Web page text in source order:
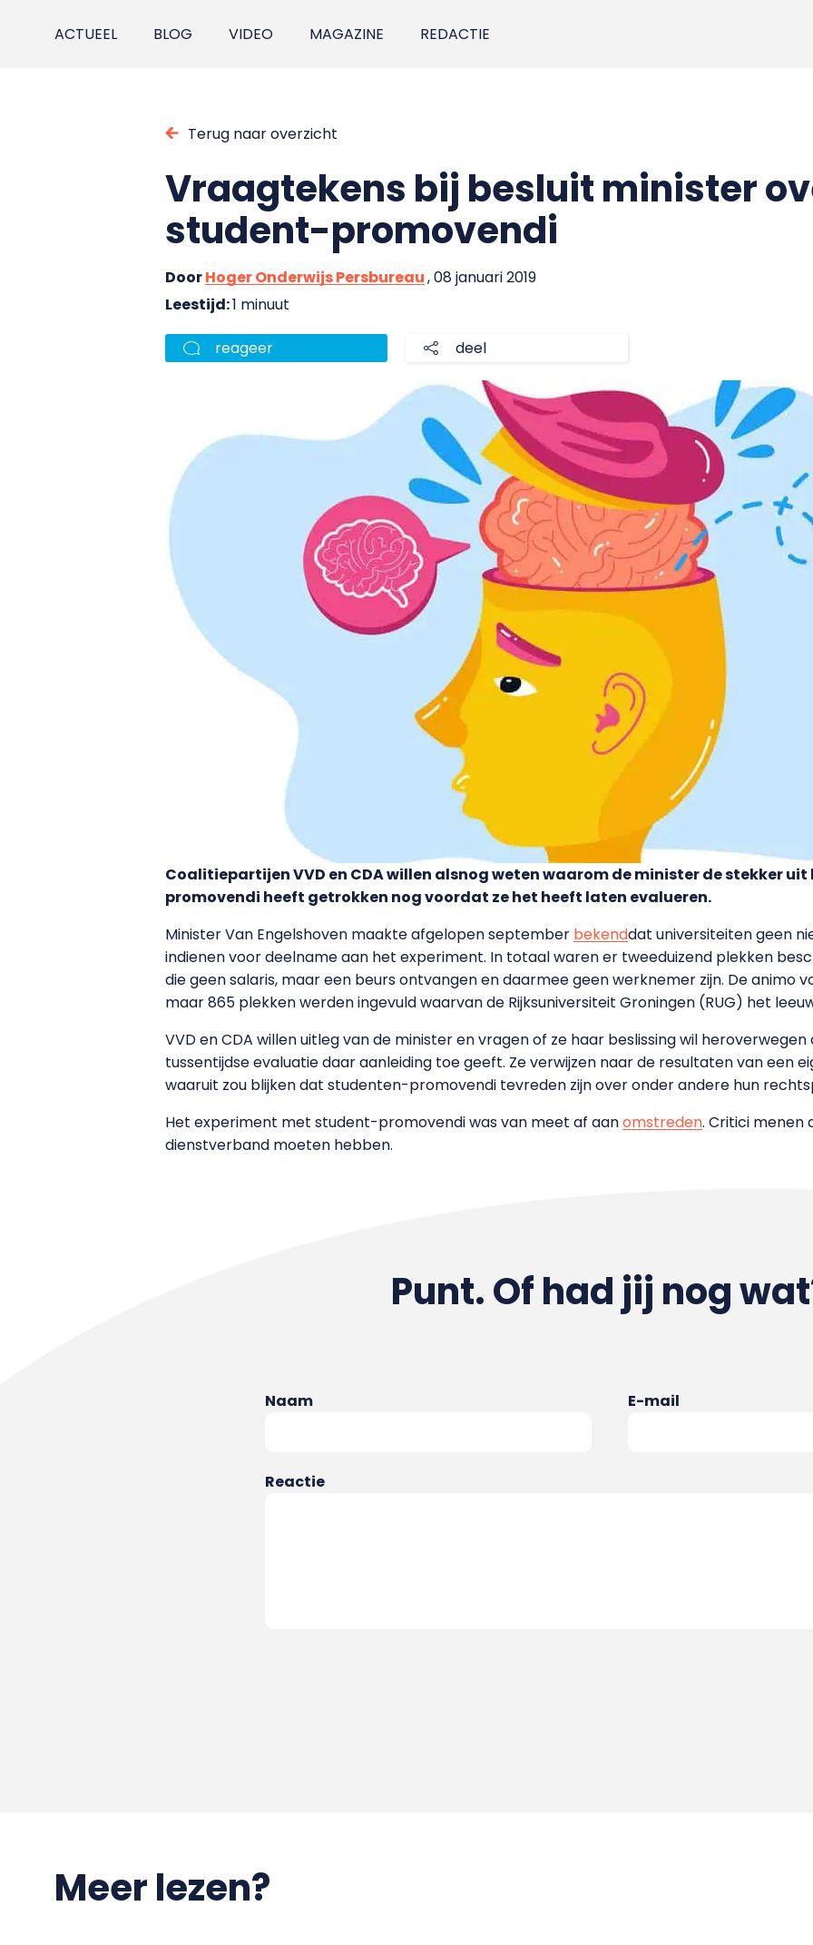
ACTUEEL BLOG VIDEO MAGAZINE REDACTIE
Terug naar overzicht
Vraagtekens bij besluit minister
student-promovendi
DoorHoger Onderwijs Persbureau, 08 januari 2019
Leestijd:1 minuut
reageer deel
Coalitiepartijen VVD en CDA willen alsnog weten waarom de minister de stekker
promovendi heeft getrokken nog voordat ze het heeft laten evalueren.
Minister Van Engelshoven maakte afgelopen september bekenddat universiteiten geen
indienen voor deelname aan het experiment. In totaal waren er tweeduizend plekken
die geen salaris, maar een beurs ontvangen en daarmee geen werknemer zijn. De animo
maar 865 plekken werden ingevuld waarvan de Rijksuniversiteit Groningen (RUG) het
VVD en CDA willen uitleg van de minister en vragen of ze haar beslissing wil
tussentijdse evaluatie daar aanleiding toe geeft. Ze verwijzen naar de resultaten van een
waaruit zou blijken dat studenten-promovendi tevreden zijn over onder andere hun
Het experiment met student-promovendi was van meet af aanomstreden. Critici menen
dienstverband moeten hebben.
Punt. Of had jij nog
Naam E-mail
Reactie
Meer lezen?